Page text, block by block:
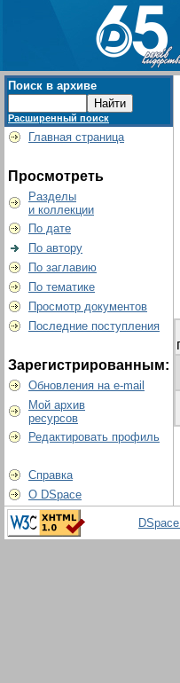
Поиск в архиве
Расширенный поиск
Главная страница
Просмотреть
Разделы
и коллекции
По дате
По автору
По заглавию
По тематике
Просмотр документов
Последние поступления
Зарегистрированным:
Обновления на e-mail
Мой архив
ресурсов
Редактировать профиль
Справка
О DSpace